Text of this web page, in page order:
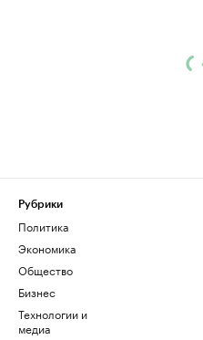
Рубрики
Политика
Экономика
Общество
Бизнес
Технологии и
медиа